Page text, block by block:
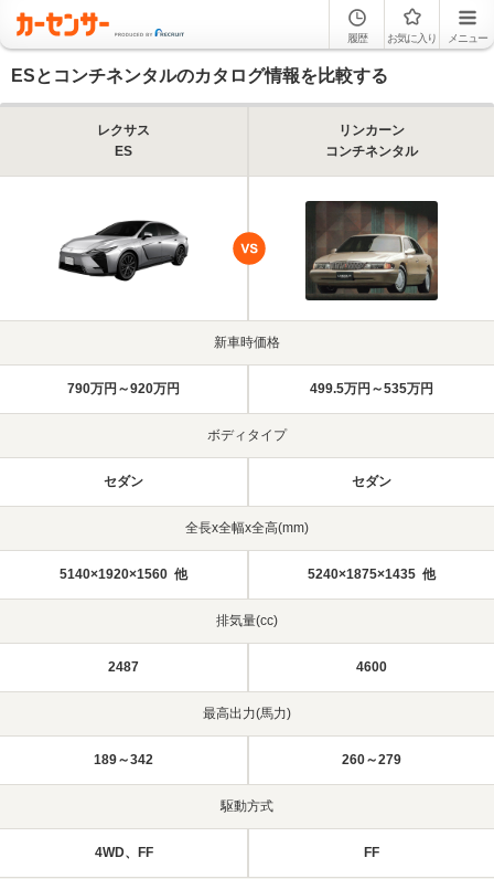
履歴 お気に入り メニュー
ESとコンチネンタルのカタログ情報を比較する
レクサス
ES
リンカーン
コンチネンタル
新車時価格
790万円～920万円 499.5万円～535万円
ボディタイプ
セダン セダン
全長x全幅x全高(mm)
5140×1920×1560 他 5240×1875×1435 他
排気量(cc)
2487 4600
最高出力(馬力)
189～342 260～279
駆動方式
4WD、FF FF